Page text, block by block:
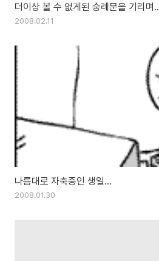
더이상 볼 수 없게된 숭례문을 기리며..
2008.02.11
나름대로 자축중인 생일...
2008.01.30